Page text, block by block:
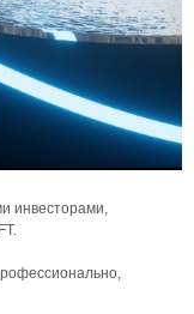
инвесторами,